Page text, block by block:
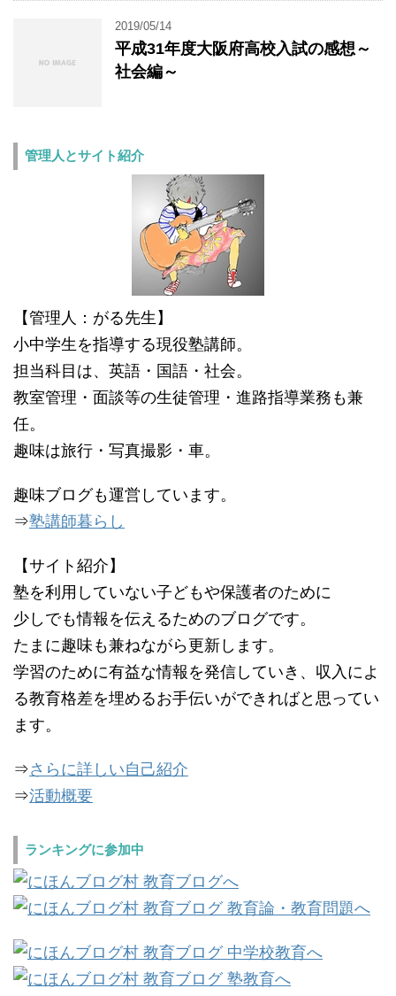
2019/05/14
平成31年度大阪府高校入試の感想～
社会編～
管理人とサイト紹介
【管理人：がる先生】
小中学生を指導する現役塾講師。
担当科目は、英語・国語・社会。
教室管理・面談等の生徒管理・進路指導業務も兼
任。
趣味は旅行・写真撮影・車。
趣味ブログも運営しています。
⇒塾講師暮らし
【サイト紹介】
塾を利用していない子どもや保護者のために
少しでも情報を伝えるためのブログです。
たまに趣味も兼ねながら更新します。
学習のために有益な情報を発信していき、収入によ
る教育格差を埋めるお手伝いができればと思ってい
ます。
⇒さらに詳しい自己紹介
⇒活動概要
ランキングに参加中